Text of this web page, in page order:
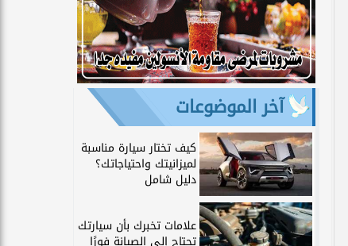
آخر الموضوعات
كيف تختار سيارة مناسبة
لميزانيتك واحتياجاتك؟
دليل شامل
علامات تخبرك بأن سيارتك
تحتاج إلى الصيانة فورًا